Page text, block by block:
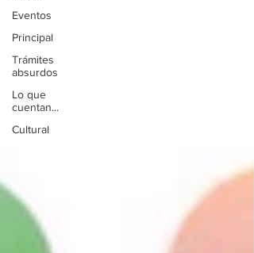
Eventos
Principal
Trámites
absurdos
Lo que
cuentan...
Cultural